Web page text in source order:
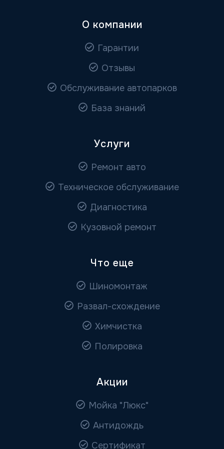
О компании
Гарантии
Отзывы
Обслуживание автопарков
База знаний
Услуги
Ремонт авто
Техническое обслуживание
Диагностика
Кузовной ремонт
Что еще
Шиномонтаж
Развал-схождение
Химчистка
Полировка
Акции
Мойка "Люкс"
Антидождь
Сертификат